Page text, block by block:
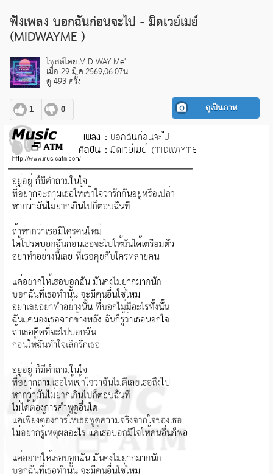
Play /
pause
บอกฉันก่อนจะไป - มิดเวย์เมย์ (MIDWAYME )
บอกฉันก่อนจะไป - มิดเวย์เมย์ (MIDWAYME )
ฟังเพลง บอกฉันก่อนจะไป - มิดเวย์เมย์
(MIDWAYME )
โพสต์โดย MID WAY Me'
เมื่อ 29 มี.ค.2569,06:07น.
ดู 493 ครั้ง
1 0 ดูเป็นภาพ